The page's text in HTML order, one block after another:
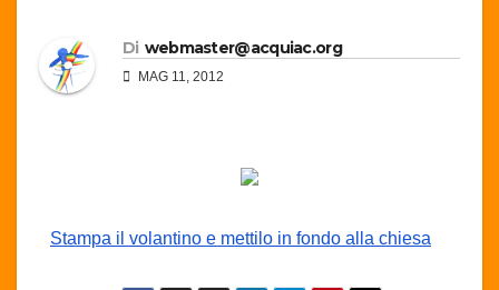
Di webmaster@acquiac.org
MAG 11, 2012
Stampa il volantino e mettilo in fondo alla chiesa